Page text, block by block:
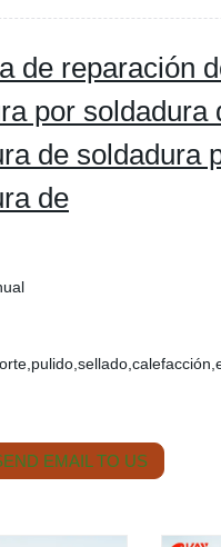
de reparación
por soldadura
de soldadura
de
EMAIL TO US